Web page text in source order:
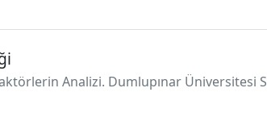
Analizi. Dumlupınar Üniversitesi